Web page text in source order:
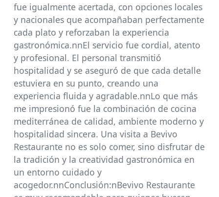
fue igualmente acertada, con opciones locales
y nacionales que acompañaban perfectamente
cada plato y reforzaban la experiencia
gastronómica.nnEl servicio fue cordial, atento
y profesional. El personal transmitió
hospitalidad y se aseguró de que cada detalle
estuviera en su punto, creando una
experiencia fluida y agradable.nnLo que más
me impresionó fue la combinación de cocina
mediterránea de calidad, ambiente moderno y
hospitalidad sincera. Una visita a Bevivo
Restaurante no es solo comer, sino disfrutar de
la tradición y la creatividad gastronómica en
un entorno cuidado y
acogedor.nnConclusión:nBevivo Restaurante